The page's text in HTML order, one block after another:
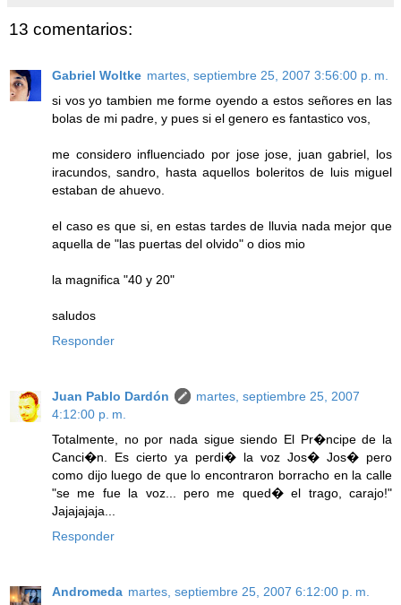
13 comentarios:
Gabriel Woltke martes, septiembre 25, 2007 3:56:00 p. m.
si vos yo tambien me forme oyendo a estos señores en las
bolas de mi padre, y pues si el genero es fantastico vos,
me considero influenciado por jose jose, juan gabriel, los
iracundos, sandro, hasta aquellos boleritos de luis miguel
estaban de ahuevo.
el caso es que si, en estas tardes de lluvia nada mejor que
aquella de "las puertas del olvido" o dios mio
la magnifica "40 y 20"
saludos
Responder
Juan Pablo Dardón
martes, septiembre 25, 2007
4:12:00 p. m.
Totalmente, no por nada sigue siendo El Pr�ncipe de la
Canci�n. Es cierto ya perdi� la voz Jos� Jos� pero
como dijo luego de que lo encontraron borracho en la calle
"se me fue la voz... pero me qued� el trago, carajo!"
Jajajajaja...
Responder
Andromeda martes, septiembre 25, 2007 6:12:00 p. m.